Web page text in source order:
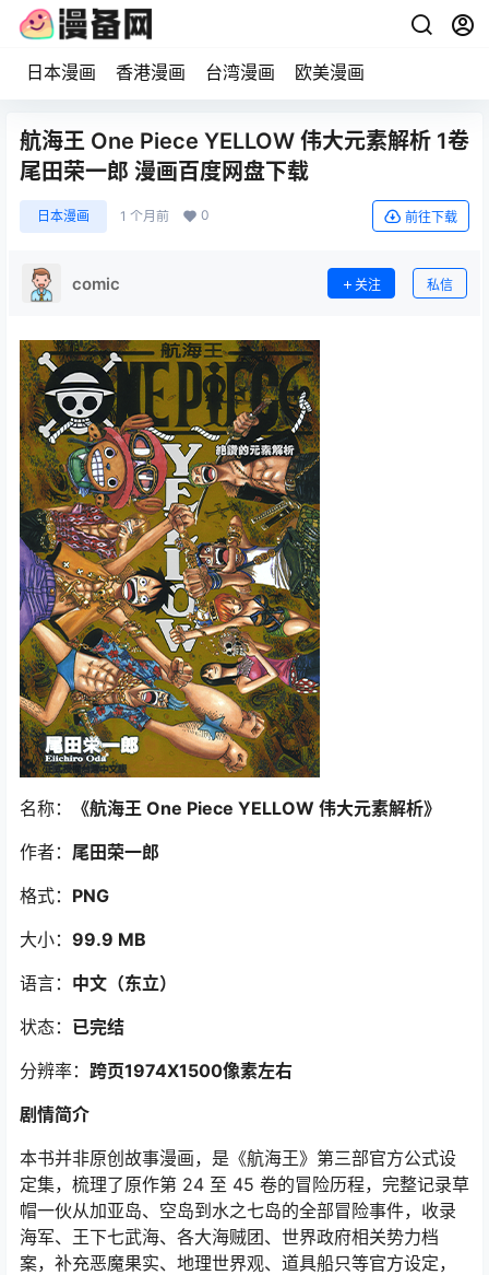
日本漫画 香港漫画 台湾漫画 欧美漫画
航海王 One Piece YELLOW 伟大元素解析 1卷
尾田荣一郎 漫画百度网盘下载
日本漫画 1 个月前 0 前往下载
comic 关注 私信
名称：
《航海王 One Piece YELLOW 伟大元素解析》
作者： 尾田荣一郎
格式： PNG
大小： 99.9 MB
语言： 中文（东立）
状态： 已完结
分辨率： 跨页1974X1500像素左右
剧情简介
本书并非原创故事漫画，是《航海王》第三部官方公式设
定集，梳理了原作第 24 至 45 卷的冒险历程，完整记录草
帽一伙从加亚岛、空岛到水之七岛的全部冒险事件，收录
海军、王下七武海、各大海贼团、世界政府相关势力档
案，补充恶魔果实、地理世界观、道具船只等官方设定，